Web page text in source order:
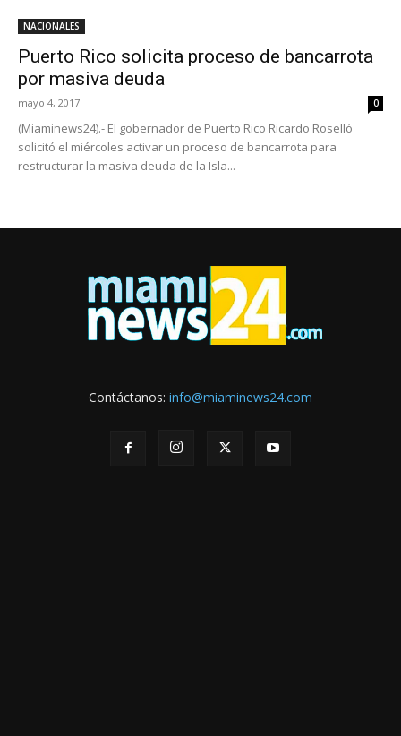
NACIONALES
Puerto Rico solicita proceso de bancarrota
por masiva deuda
mayo 4, 2017 0
(Miaminews24).- El gobernador de Puerto Rico Ricardo Roselló
solicitó el miércoles activar un proceso de bancarrota para
restructurar la masiva deuda de la Isla...
Contáctanos: info@miaminews24.com